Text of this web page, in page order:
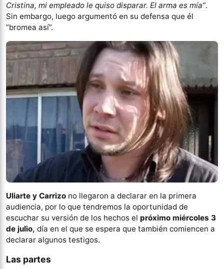
Cristina, mi empleado le quiso disparar. El arma es mía”.
Sin embargo, luego argumentó en su defensa que él
“bromea así”.
Uliarte y Carrizo no llegaron a declarar en la primera
audiencia, por lo que tendremos la oportunidad de
escuchar su versión de los hechos el próximo miércoles 3
de julio, día en el que se espera que también comiencen a
declarar algunos testigos.
Las partes